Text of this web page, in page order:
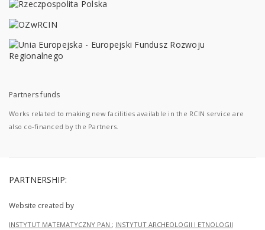
Partners funds
Works related to making new facilities available in the RCIN service are
also co-financed by the Partners.
PARTNERSHIP:
Website created by
INSTYTUT MATEMATYCZNY PAN ; INSTYTUT ARCHEOLOGII I ETNOLOGII